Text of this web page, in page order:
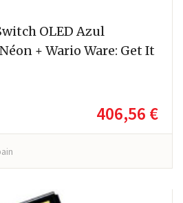
OLED Azul
+ Wario Ware: Get It
406,56 €